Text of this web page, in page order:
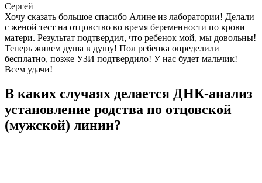
Сергей
Хочу сказать большое спасибо Алине из лаборатории! Делали
с женой тест на отцовство во время беременности по крови
матери. Результат подтвердил, что ребенок мой, мы довольны!
Теперь живем душа в душу! Пол ребенка определили
бесплатно, позже УЗИ подтвердило! У нас будет мальчик!
Всем удачи!
В каких случаях делается ДНК-анализ
установление родства по отцовской
(мужской) линии?